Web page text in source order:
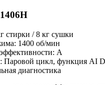
стирки / 8 кг сушки
1400 об/мин
A
Паровой цикл, функция AI
диагностика